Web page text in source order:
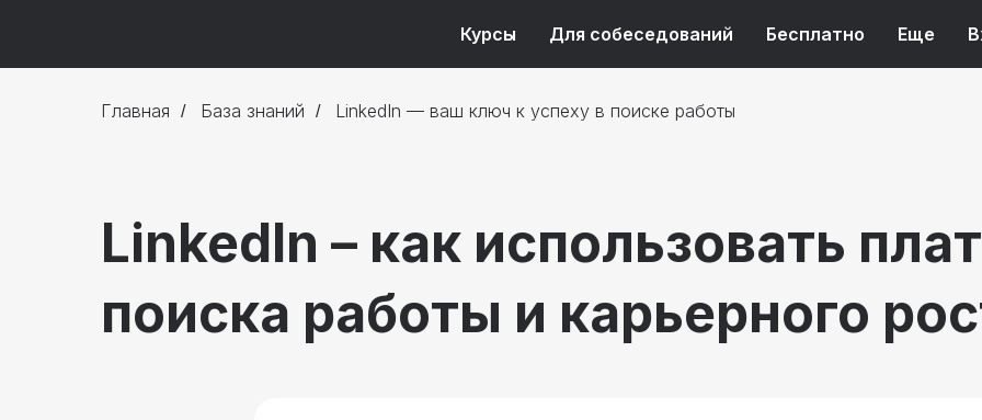
Курсы Для собеседований Бесплатно Еще
Главная / База знаний / LinkedIn — ваш ключ к успеху в поиске работы
LinkedIn – как использовать
поиска работы и карьерного